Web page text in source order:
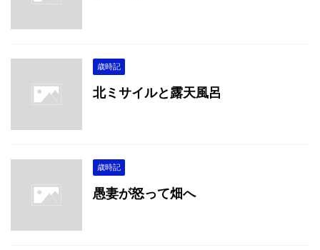
歳時記
北ミサイルと露天風呂
歳時記
愚妻が怒って畑へ